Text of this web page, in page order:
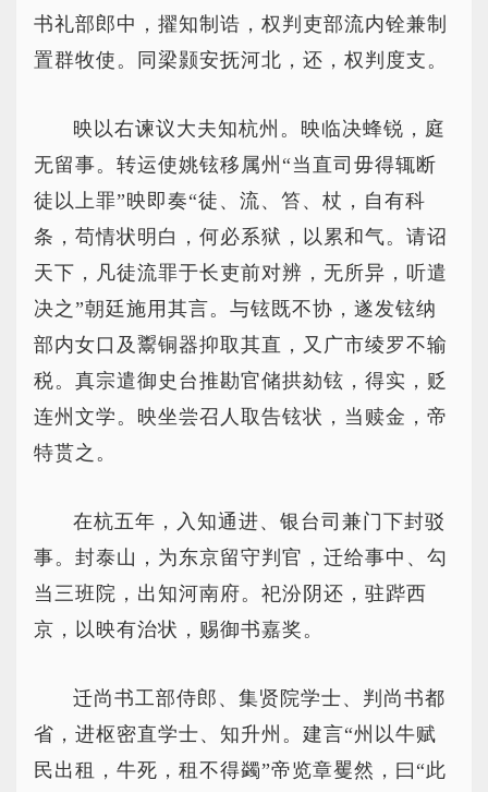
书礼部郎中，擢知制诰，权判吏部流内铨兼制
置群牧使。同梁颢安抚河北，还，权判度支。
映以右谏议大夫知杭州。映临决蜂锐，庭
无留事。转运使姚铉移属州“当直司毋得辄断
徒以上罪”映即奏“徒、流、笞、杖，自有科
条，苟情状明白，何必系狱，以累和气。请诏
天下，凡徒流罪于长吏前对辨，无所异，听遣
决之”朝廷施用其言。与铉既不协，遂发铉纳
部内女口及鬻铜器抑取其直，又广市绫罗不输
税。真宗遣御史台推勘官储拱劾铉，得实，贬
连州文学。映坐尝召人取告铉状，当赎金，帝
特贳之。
在杭五年，入知通进、银台司兼门下封驳
事。封泰山，为东京留守判官，迁给事中、勾
当三班院，出知河南府。祀汾阴还，驻跸西
京，以映有治状，赐御书嘉奖。
迁尚书工部侍郎、集贤院学士、判尚书都
省，进枢密直学士、知升州。建言“州以牛赋
民出租，牛死，租不得蠲”帝览章矍然，曰“此